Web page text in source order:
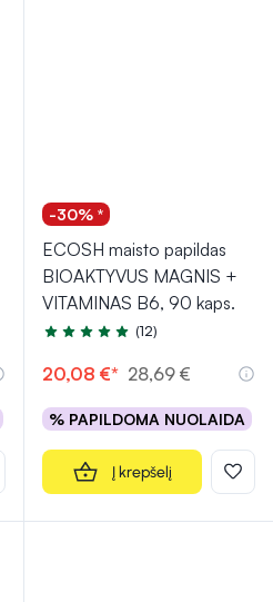
-30% *
ECOSH maisto papildas
BIOAKTYVUS MAGNIS +
VITAMINAS B6, 90 kaps.
Įvertinimas 5.0 iš 5
(12)
20,08 €* 28,69 €
% PAPILDOMA NUOLAIDA
Į krepšelį